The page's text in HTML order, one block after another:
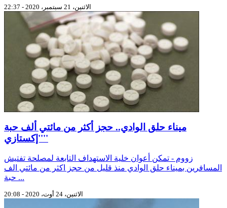
الاثنين، 21 سبتمبر، 2020 - 22:37
ميناء حلق الوادي.. حجز أكثر من مائتي ألف حبة
''إكستازي''
زووم - تمكن أعوان خلية الاستهداف التابعة لمصلحة تفتيش
المسافرين بميناء حلق الوادي منذ قليل من حجز اكثر من مائتي الف
حبة ...
الاثنين، 24 أوت، 2020 - 20:08